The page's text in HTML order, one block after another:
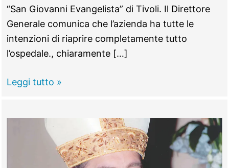
“San Giovanni Evangelista” di Tivoli. Il Direttore
Generale comunica che l’azienda ha tutte le
intenzioni di riaprire completamente tutto
l’ospedale., chiaramente […]
TIVOLI
Leggi tutto »